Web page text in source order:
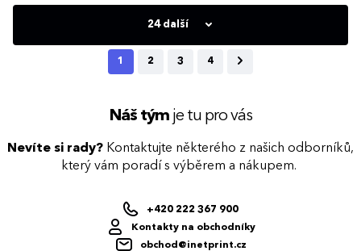
24 další
1 2 3 4
Náš týmje tu pro vás
Nevíte si rady? Kontaktujte některého z našich odborníků,
který vám poradí s výběrem a nákupem.
+420 222 367 900
Kontakty na obchodníky
obchod@inetprint.cz